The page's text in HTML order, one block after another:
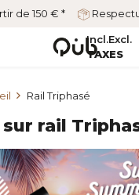
de 150 € *
Incl.Excl.
TAXES
Rail Triphasé
rail